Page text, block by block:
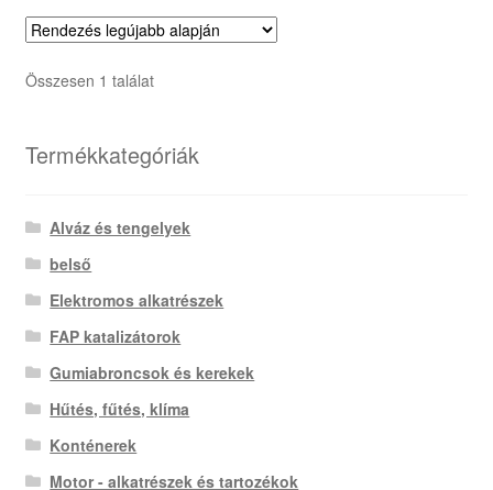
Összesen 1 találat
Termékkategóriák
Alváz és tengelyek
belső
Elektromos alkatrészek
FAP katalizátorok
Gumiabroncsok és kerekek
Hűtés, fűtés, klíma
Konténerek
Motor - alkatrészek és tartozékok